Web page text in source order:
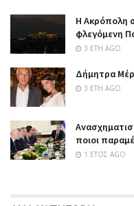
Η Ακρόπολη
φλεγόμενη
3 ΈΤΗ AGO
Δήμητρα
3 ΈΤΗ AGO
ποιοι
1 ΈΤΟΣ AGO